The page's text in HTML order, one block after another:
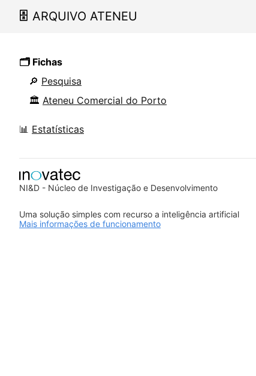
🗄 ARQUIVO ATENEU
🗂 Fichas
🔎 Pesquisa
🏛 Ateneu Comercial do Porto
📊 Estatísticas
NI&D - Núcleo de Investigação e Desenvolvimento
Uma solução simples com recurso a inteligência artificial
Mais informações de funcionamento